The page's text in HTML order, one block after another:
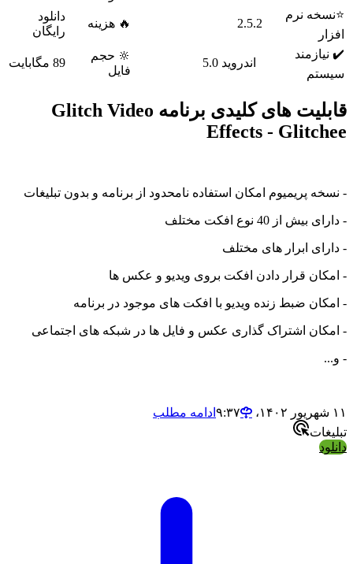
نرم
2.5.2 🔥 هزینه
رایگان
🔆 حجم
89 مگابایت
قابلیت های کلیدی برنامه Glitch Video
Effects -
پریمیوم امکان استفاده نامحدود از برنامه و بدون تبلیغات
40 نوع افکت مختلف
ابرار های مختلف
قرار دادن افکت بروی ویدیو و عکس ها
ضبط زنده ویدیو با افکت های موجود در برنامه
اشتراک گذاری عکس و فایل ها در شبکه های اجتماعی
ادامه مطلب